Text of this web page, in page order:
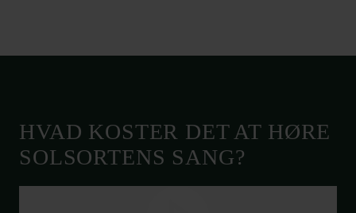
HVAD KOSTER DET AT HØRE
SOLSORTENS SANG?